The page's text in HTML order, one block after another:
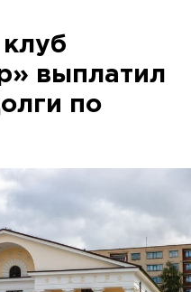
выплатил
по